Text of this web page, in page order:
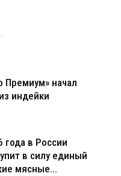
Премиум» начал
индейки
года в России
в силу единый
мясные...